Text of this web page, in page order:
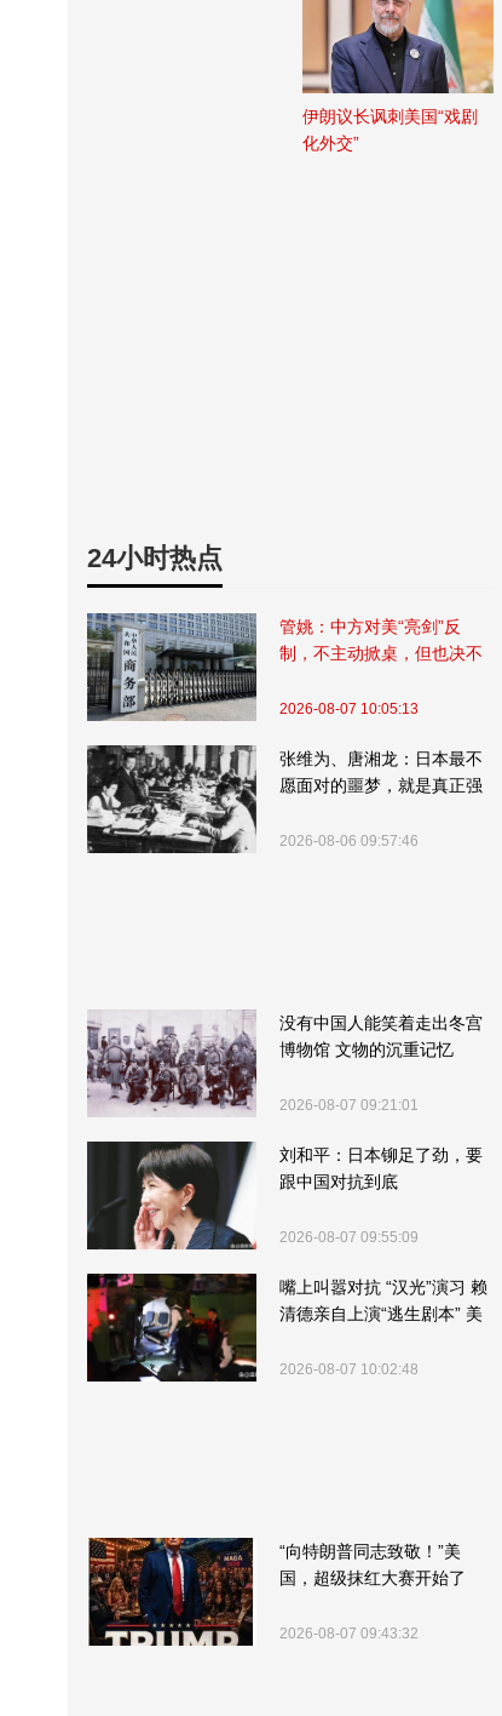
伊朗议长讽刺美国“戏剧
化外交”
24小时热点
管姚：中方对美“亮剑”反
制，不主动掀桌，但也决不
2026-08-07 10:05:13
张维为、唐湘龙：日本最不
愿面对的噩梦，就是真正强
2026-08-06 09:57:46
没有中国人能笑着走出冬宫
博物馆 文物的沉重记忆
2026-08-07 09:21:01
刘和平：日本铆足了劲，要
跟中国对抗到底
2026-08-07 09:55:09
嘴上叫嚣对抗 “汉光”演习 赖
清德亲自上演“逃生剧本” 美
2026-08-07 10:02:48
“向特朗普同志致敬！”美
国，超级抹红大赛开始了
2026-08-07 09:43:32